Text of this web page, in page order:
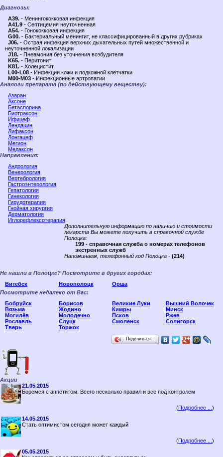
Диагнозы:
A39. - Менингококковая инфекция
A41.9 - Септицемия неуточненная
A54. - Гонококковая инфекция
G00. - Бактериальный менингит, не классифицированный в других рубриках
J06. - Острая инфекция верхних дыхательных путей множественной и
неуточненной локализации
J18. - Пневмония без уточнения возбудителя
K65. - Перитонит
K81. - Холецистит
L00-L08 - Инфекции кожи и подкожной клетчатки
M00-M03 - Инфекционные артропатии
Аналоги препарата (по действующему веществу):
Азаран
Аксоне
Бетаспорина
Биотраксон
Ифицеф
Лендацин
Лифаксон
Лонгацеф
Мегион
Медаксон
Направления:
Андрология
Венерология
Вертебрология
Гастроэнтерология
Гепатология
Гинекология
Гирудотерапия
Гнойная хирургия
Дерматология
Иглорефлексотерапия
Дополнительную информацию по наличию и стоимости
лекарств Вы можете получить в справочной службе
Полоцка:
199 - справочная служба о номерах телефонов
экстренных служб
Напоминаем, телефонный код Полоцка -(214)
Не нашли в Полоцке? Посмотрите в других городах:
Витебск
Новополоцк
Орша
Посмотрите недалеко от Вас:
Бобруйск
Борисов Великие Луки
Вышний Волочек
Вязьма
Жодино Кимры
Минск
Могилёв
Молодечно Псков
Ржев
Рославль
Слуцк Смоленск
Солигорск
Тверь
Торжок
Поделиться…
Акции
21.05.2015
Боремся с аппетитом. Всего несколько правил и все под контролем
(Подробнее ...)
14.05.2015
Стать оптимистом сегодня может каждый
(Подробнее ...)
05.05.2015